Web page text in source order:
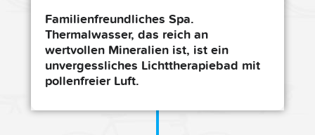
Familienfreundliches Spa.
Thermalwasser, das reich an
wertvollen Mineralien ist, ist ein
unvergessliches Lichttherapiebad mit
pollenfreier Luft.